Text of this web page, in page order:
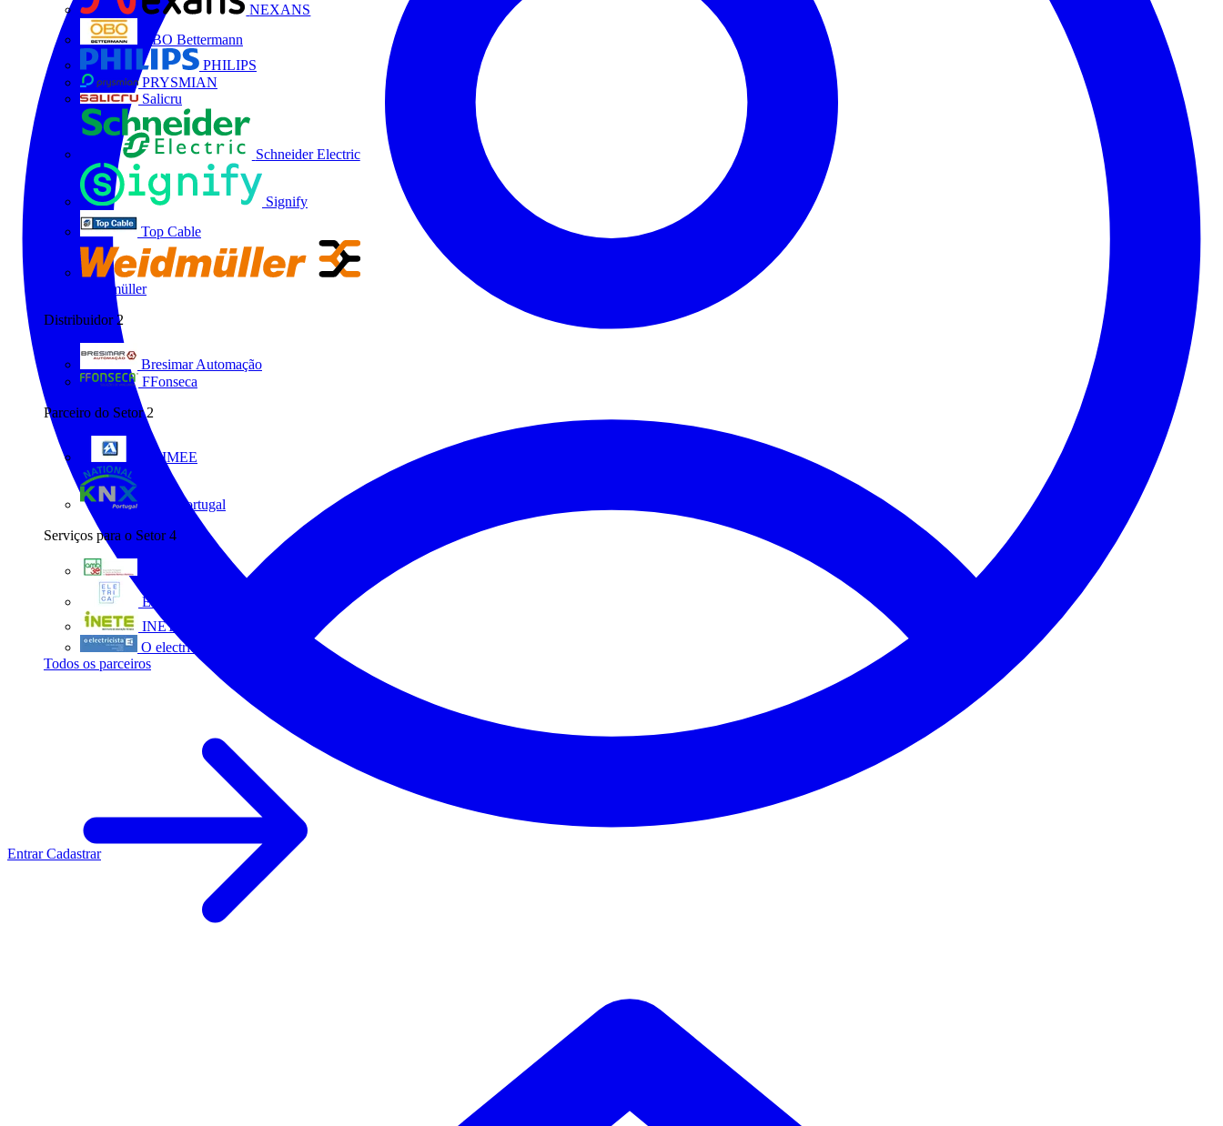
NEXANS
OBO Bettermann
PHILIPS
PRYSMIAN
Salicru
Schneider Electric
Signify
Top Cable
Weidmüller
Distribuidor 2
Bresimar Automação
FFonseca
Parceiro do Setor 2
ANIMEE
KNX Portugal
Serviços para o Setor 4
Eletrica
INETE
O electricista
Todos os parceiros
EntrarCadastrar